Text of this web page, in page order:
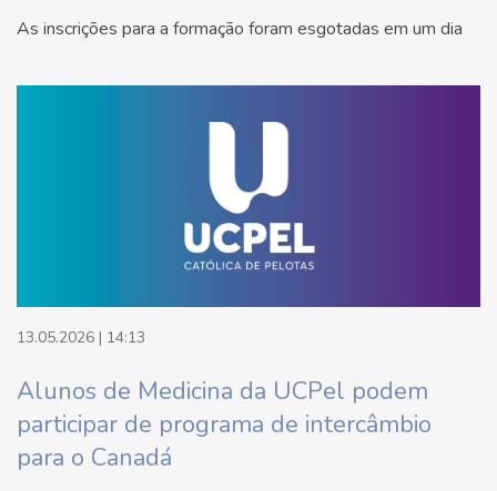
As inscrições para a formação foram esgotadas em um dia
13.05.2026 | 14:13
Alunos de Medicina da UCPel podem
participar de programa de intercâmbio
para o Canadá